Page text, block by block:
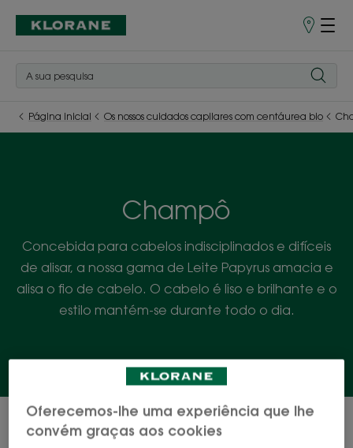
Pontos
Página inicial Os nossos cuidados capilares com centáurea bio
Champô
Concebida para cabelos indisciplinados e difíceis
de alisar, a nossa gama de Leite Papyrus amacia e
alisa o fio de cabelo. O cabelo é liso e brilhante e o
estilo mantém-se durante todo o dia.
1 resultado "Champô"
Oferecemos-lhe uma experiência que lhe
convém graças aos cookies